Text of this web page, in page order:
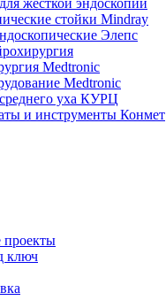
жесткой эндоскопии
стойки Mindray
Элепс
Medtronic
Medtronic
уха КУРЦ
и инструменты Конмет
проекты
ключ